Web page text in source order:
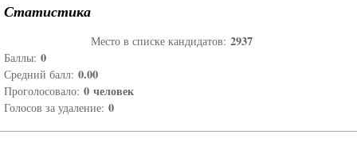
Статистика
Место в списке кандидатов: 2937
Баллы: 0
Средний балл: 0.00
Проголосовало: 0 человек
Голосов за удаление: 0